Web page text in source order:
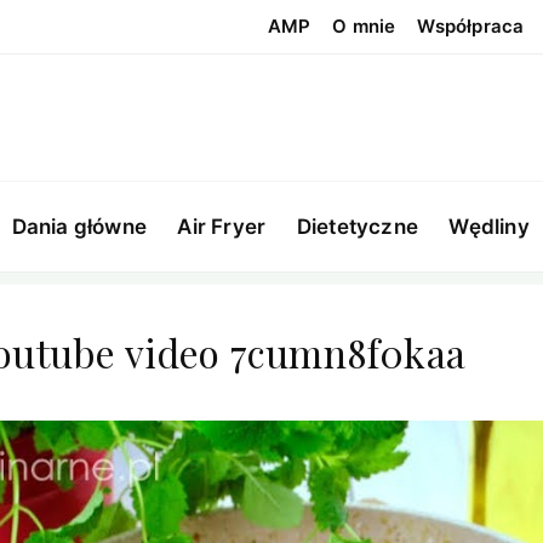
AMP O mnie Współpraca
Dania główne Air Fryer Dietetyczne Wędliny
video 7cumn8f0kaa